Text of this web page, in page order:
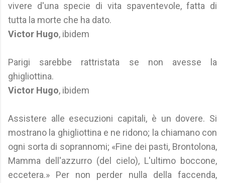
vivere d'una specie di vita spaventevole, fatta di
tutta la morte che ha dato.
Victor Hugo, ibidem
Parigi sarebbe rattristata se non avesse la
ghigliottina.
Victor Hugo, ibidem
Assistere alle esecuzioni capitali, è un dovere. Si
mostrano la ghigliottina e ne ridono; la chiamano con
ogni sorta di soprannomi; «Fine dei pasti, Brontolona,
Mamma dell'azzurro (del cielo), L'ultimo boccone,
eccetera.» Per non perder nulla della faccenda,